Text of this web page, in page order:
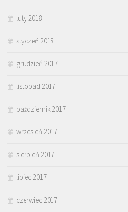
luty 2018
styczeń 2018
grudzień 2017
listopad 2017
październik 2017
wrzesień 2017
sierpień 2017
lipiec 2017
czerwiec 2017